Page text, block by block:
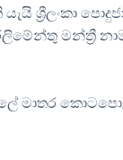
ශ්‍රීලංකා
මන්ත්‍රී
මාතර